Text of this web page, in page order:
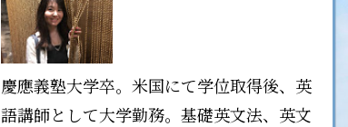
慶應義塾大学卒。米国にて学位取得後、英
語講師として大学勤務。基礎英文法、英文